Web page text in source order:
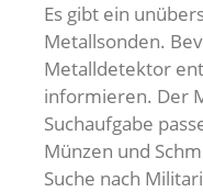
Es gibt ein
Metallsonden.
Metalldetektor
informieren. Der
Suchaufgabe
Münzen und
Suche nach